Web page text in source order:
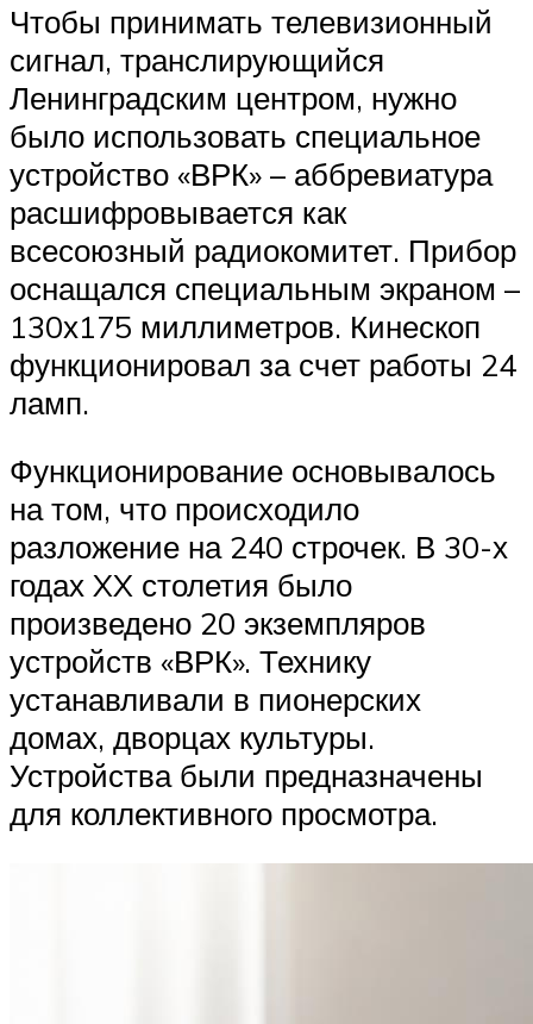
Чтобы принимать телевизионный
сигнал, транслирующийся
Ленинградским центром, нужно
было использовать специальное
устройство «ВРК» – аббревиатура
расшифровывается как
всесоюзный радиокомитет. Прибор
оснащался специальным экраном –
130х175 миллиметров. Кинескоп
функционировал за счет работы 24
ламп.
Функционирование основывалось
на том, что происходило
разложение на 240 строчек. В 30-х
годах XX столетия было
произведено 20 экземпляров
устройств «ВРК». Технику
устанавливали в пионерских
домах, дворцах культуры.
Устройства были предназначены
для коллективного просмотра.